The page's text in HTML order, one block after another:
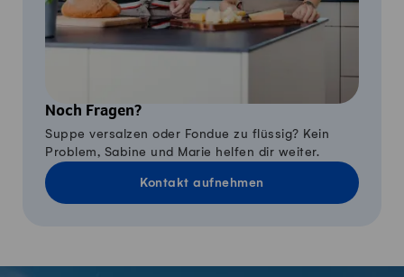
Noch Fragen?
Suppe versalzen oder Fondue zu flüssig? Kein
Problem, Sabine und Marie helfen dir weiter.
Kontakt aufnehmen